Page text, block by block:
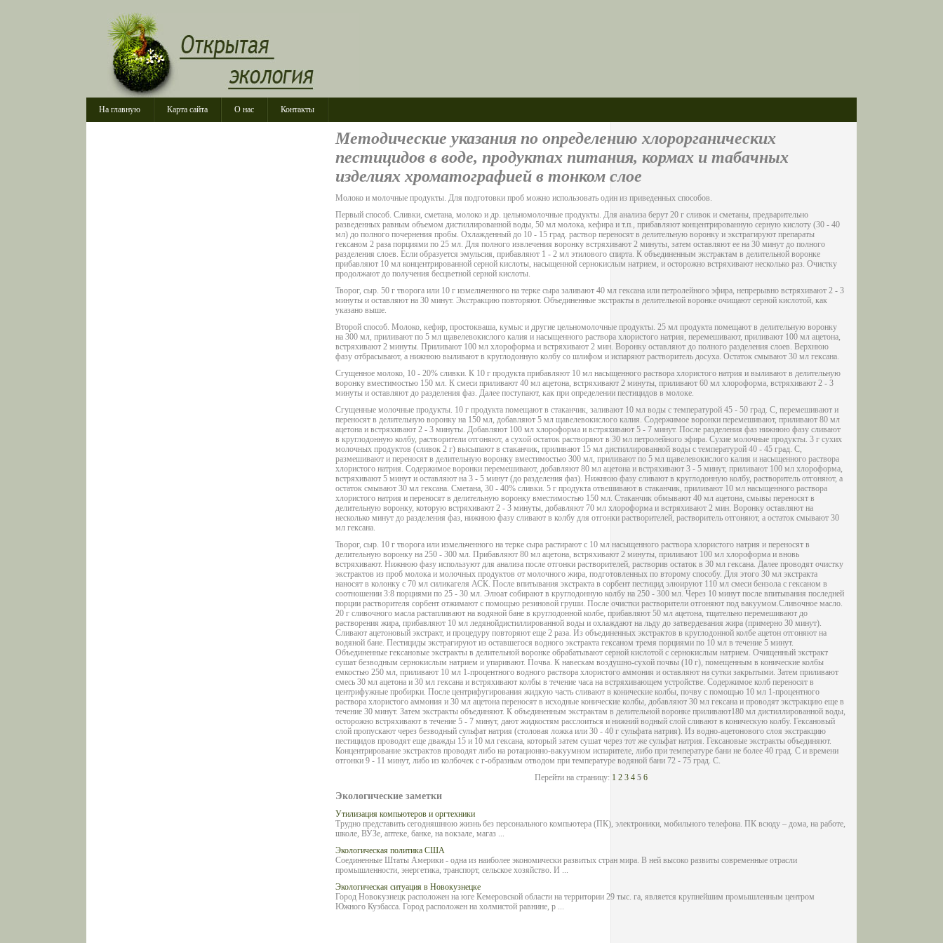
На главную Карта сайта О нас Контакты
Методические указания по определению хлорорганических
пестицидов в воде, продуктах питания, кормах и табачных
изделиях хроматографией в тонком слое
Молоко и молочные продукты. Для подготовки проб можно использовать один из приведенных способов.
Первый способ. Сливки, сметана, молоко и др. цельномолочные продукты. Для анализа берут 20 г сливок и сметаны, предварительно
разведенных равным объемом дистиллированной воды, 50 мл молока, кефира и т.п., прибавляют концентрированную серную кислоту (30 - 40
мл) до полного почернения пробы. Охлажденный до 10 - 15 град. раствор переносят в делительную воронку и экстрагируют препараты
гексаном 2 раза порциями по 25 мл. Для полного извлечения воронку встряхивают 2 минуты, затем оставляют ее на 30 минут до полного
разделения слоев. Если образуется эмульсия, прибавляют 1 - 2 мл этилового спирта. К объединенным экстрактам в делительной воронке
прибавляют 10 мл концентрированной серной кислоты, насыщенной сернокислым натрием, и осторожно встряхивают несколько раз. Очистку
продолжают до получения бесцветной серной кислоты.
Творог, сыр. 50 г творога или 10 г измельченного на терке сыра заливают 40 мл гексана или петролейного эфира, непрерывно встряхивают 2 - 3
минуты и оставляют на 30 минут. Экстракцию повторяют. Объединенные экстракты в делительной воронке очищают серной кислотой, как
указано выше.
Второй способ. Молоко, кефир, простокваша, кумыс и другие цельномолочные продукты. 25 мл продукта помещают в делительную воронку
на 300 мл, приливают по 5 мл щавелевокислого калия и насыщенного раствора хлористого натрия, перемешивают, приливают 100 мл ацетона,
встряхивают 2 минуты. Приливают 100 мл хлороформа и встряхивают 2 мин. Воронку оставляют до полного разделения слоев. Верхнюю
фазу отбрасывают, а нижнюю выливают в круглодонную колбу со шлифом и испаряют растворитель досуха. Остаток смывают 30 мл гексана.
Сгущенное молоко, 10 - 20% сливки. К 10 г продукта прибавляют 10 мл насыщенного раствора хлористого натрия и выливают в делительную
воронку вместимостью 150 мл. К смеси приливают 40 мл ацетона, встряхивают 2 минуты, приливают 60 мл хлороформа, встряхивают 2 - 3
минуты и оставляют до разделения фаз. Далее поступают, как при определении пестицидов в молоке.
Сгущенные молочные продукты. 10 г продукта помещают в стаканчик, заливают 10 мл воды с температурой 45 - 50 град. C, перемешивают и
переносят в делительную воронку на 150 мл, добавляют 5 мл щавелевокислого калия. Содержимое воронки перемешивают, приливают 80 мл
ацетона и встряхивают 2 - 3 минуты. Добавляют 100 мл хлороформа и встряхивают 5 - 7 минут. После разделения фаз нижнюю фазу сливают
в круглодонную колбу, растворители отгоняют, а сухой остаток растворяют в 30 мл петролейного эфира. Сухие молочные продукты. 3 г сухих
молочных продуктов (сливок 2 г) высыпают в стаканчик, приливают 15 мл дистиллированной воды с температурой 40 - 45 град. C,
размешивают и переносят в делительную воронку вместимостью 300 мл, приливают по 5 мл щавелевокислого калия и насыщенного раствора
хлористого натрия. Содержимое воронки перемешивают, добавляют 80 мл ацетона и встряхивают 3 - 5 минут, приливают 100 мл хлороформа,
встряхивают 5 минут и оставляют на 3 - 5 минут (до разделения фаз). Нижнюю фазу сливают в круглодонную колбу, растворитель отгоняют, а
остаток смывают 30 мл гексана. Сметана, 30 - 40% сливки. 5 г продукта отвешивают в стаканчик, приливают 10 мл насыщенного раствора
хлористого натрия и переносят в делительную воронку вместимостью 150 мл. Стаканчик обмывают 40 мл ацетона, смывы переносят в
делительную воронку, которую встряхивают 2 - 3 минуты, добавляют 70 мл хлороформа и встряхивают 2 мин. Воронку оставляют на
несколько минут до разделения фаз, нижнюю фазу сливают в колбу для отгонки растворителей, растворитель отгоняют, а остаток смывают 30
мл гексана.
Творог, сыр. 10 г творога или измельченного на терке сыра растирают с 10 мл насыщенного раствора хлористого натрия и переносят в
делительную воронку на 250 - 300 мл. Прибавляют 80 мл ацетона, встряхивают 2 минуты, приливают 100 мл хлороформа и вновь
встряхивают. Нижнюю фазу используют для анализа после отгонки растворителей, растворив остаток в 30 мл гексана. Далее проводят очистку
экстрактов из проб молока и молочных продуктов от молочного жира, подготовленных по второму способу. Для этого 30 мл экстракта
наносят в колонку с 70 мл силикагеля АСК. После впитывания экстракта в сорбент пестицид элюируют 110 мл смеси бензола с гексаном в
соотношении 3:8 порциями по 25 - 30 мл. Элюат собирают в круглодонную колбу на 250 - 300 мл. Через 10 минут после впитывания последней
порции растворителя сорбент отжимают с помощью резиновой груши. После очистки растворители отгоняют под вакуумом.Сливочное масло.
20 г сливочного масла растапливают на водяной бане в круглодонной колбе, прибавляют 50 мл ацетона, тщательно перемешивают до
растворения жира, прибавляют 10 мл ледянойдистиллированной воды и охлаждают на льду до затвердевания жира (примерно 30 минут).
Сливают ацетоновый экстракт, и процедуру повторяют еще 2 раза. Из объединенных экстрактов в круглодонной колбе ацетон отгоняют на
водяной бане. Пестициды экстрагируют из оставшегося водного экстракта гексаном тремя порциями по 10 мл в течение 5 минут.
Объединенные гексановые экстракты в делительной воронке обрабатывают серной кислотой с сернокислым натрием. Очищенный экстракт
сушат безводным сернокислым натрием и упаривают. Почва. К навескам воздушно-сухой почвы (10 г), помещенным в конические колбы
емкостью 250 мл, приливают 10 мл 1-процентного водного раствора хлористого аммония и оставляют на сутки закрытыми. Затем приливают
смесь 30 мл ацетона и 30 мл гексана и встряхивают колбы в течение часа на встряхивающем устройстве. Содержимое колб переносят в
центрифужные пробирки. После центрифугирования жидкую часть сливают в конические колбы, почву с помощью 10 мл 1-процентного
раствора хлористого аммония и 30 мл ацетона переносят в исходные конические колбы, добавляют 30 мл гексана и проводят экстракцию еще в
течение 30 минут. Затем экстракты объединяют. К объединенным экстрактам в делительной воронке приливают180 мл дистиллированной воды,
осторожно встряхивают в течение 5 - 7 минут, дают жидкостям расслоиться и нижний водный слой сливают в коническую колбу. Гексановый
слой пропускают через безводный сульфат натрия (столовая ложка или 30 - 40 г сульфата натрия). Из водно-ацетонового слоя экстракцию
пестицидов проводят еще дважды 15 и 10 мл гексана, который затем сушат через тот же сульфат натрия. Гексановые экстракты объединяют.
Концентрирование экстрактов проводят либо на ротационно-вакуумном испарителе, либо при температуре бани не более 40 град. C и времени
отгонки 9 - 11 минут, либо из колбочек с г-образным отводом при температуре водяной бани 72 - 75 град. C.
Перейти на страницу: 1 2 3 4 5 6
Экологические заметки
Утилизация компьютеров и оргтехники
Трудно представить сегодняшнюю жизнь без персонального компьютера (ПК), электроники, мобильного телефона. ПК всюду – дома, на работе,
школе, ВУЗе, аптеке, банке, на вокзале, магаз ...
Экологическая политика США
Соединенные Штаты Америки - одна из наиболее экономически развитых стран мира. В ней высоко развиты современные отрасли
промышленности, энергетика, транспорт, сельское хозяйство. И ...
Экологическая ситуация в Новокузнецке
Город Новокузнецк расположен на юге Кемеровской области на территории 29 тыс. га, является крупнейшим промышленным центром
Южного Кузбасса. Город расположен на холмистой равнине, р ...